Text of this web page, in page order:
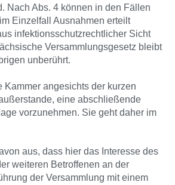
Nach Abs. 4 können in den Fällen
Einzelfall Ausnahmen erteilt
infektionsschutzrechtlicher Sicht
Versammlungsgesetz bleibt
unberührt.
Kammer angesichts der kurzen
eine abschließende
vorzunehmen. Sie geht daher im
aus, dass hier das Interesse des
weiteren Betroffenen an der
der Versammlung mit einem